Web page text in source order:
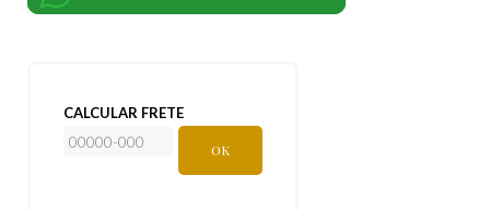
CALCULAR FRETE
OK